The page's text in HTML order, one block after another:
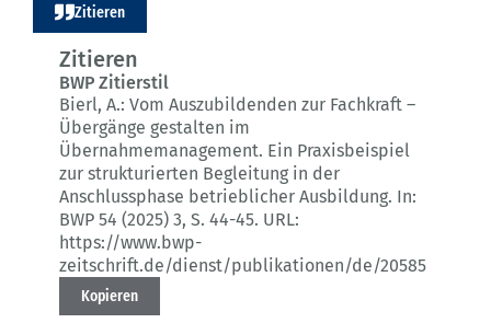
Zitieren
Zitieren
BWP Zitierstil
Bierl, A.: Vom Auszubildenden zur Fachkraft –
Übergänge gestalten im
Übernahmemanagement. Ein Praxisbeispiel
zur strukturierten Begleitung in der
Anschlussphase betrieblicher Ausbildung. In:
BWP 54 (2025) 3, S. 44-45. URL:
https://www.bwp-
zeitschrift.de/dienst/publikationen/de/20585
Kopieren